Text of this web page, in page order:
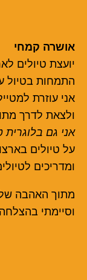
אושרה קמחי
יועצת טיולים
התמחות בטיול
אני עוזרת
ולצאת לדרך
אני גם בלוגרית
על טיולים
ומדריכים
מתוך האהבה שלי
וסיימתי בהצלחה